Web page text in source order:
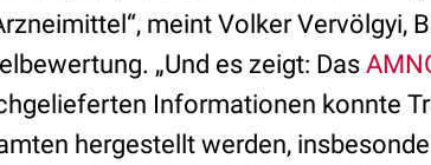
meint Volker Vervölgyi,
„Und es zeigt: Das
Informationen konnte
hergestellt werden,